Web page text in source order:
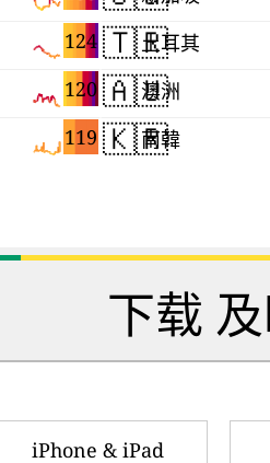
124
120
119
🇹🇷土耳其
🇦🇺
澳洲
🇰🇷
南韓
下载
iPhone & iPad